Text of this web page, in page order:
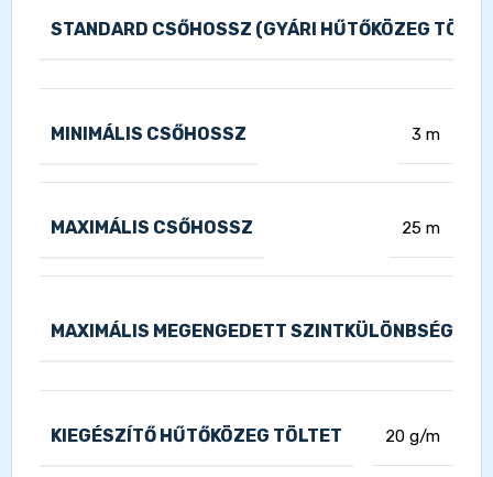
STANDARD CSŐHOSSZ (GYÁRI HŰTŐKÖZEG
MINIMÁLIS CSŐHOSSZ 3 m
MAXIMÁLIS CSŐHOSSZ 25 m
MAXIMÁLIS MEGENGEDETT SZINTKÜLÖNBSÉG
KIEGÉSZÍTŐ HŰTŐKÖZEG TÖLTET 20 g/m